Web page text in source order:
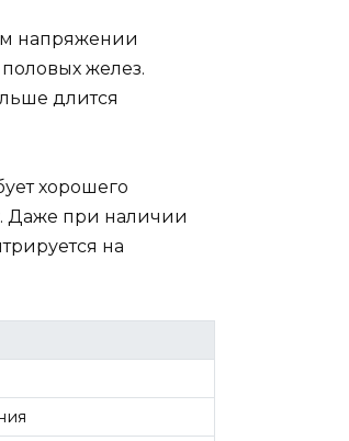
напряжении
желез.
длится
хорошего
Даже при наличии
на